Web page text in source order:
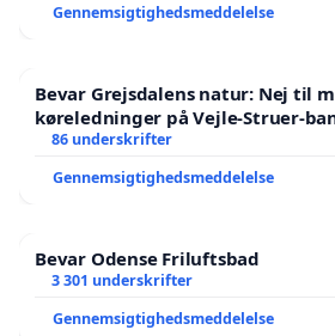
Gennemsigtighedsmeddelelse
Bevar Grejsdalens natur: Nej til
køreledninger på Vejle-Struer-
86 underskrifter
Gennemsigtighedsmeddelelse
Bevar Odense Friluftsbad
3 301 underskrifter
Gennemsigtighedsmeddelelse